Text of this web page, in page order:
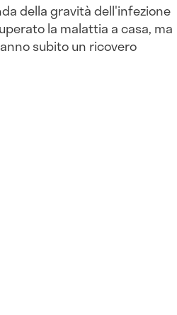
della gravità dell'infezione
la malattia a casa, ma
subito un ricovero